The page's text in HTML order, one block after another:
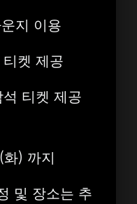
지 이용
켓 제공
티켓 제공
) 까지
및 장소는 추